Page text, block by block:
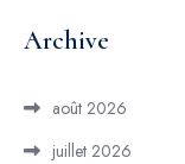
Archive
août 2026
juillet 2026